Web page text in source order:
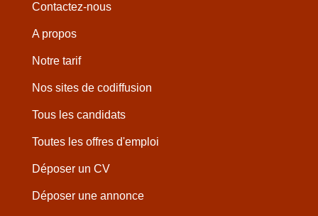
Contactez-nous
A propos
Notre tarif
Nos sites de codiffusion
Tous les candidats
Toutes les offres d'emploi
Déposer un CV
Déposer une annonce